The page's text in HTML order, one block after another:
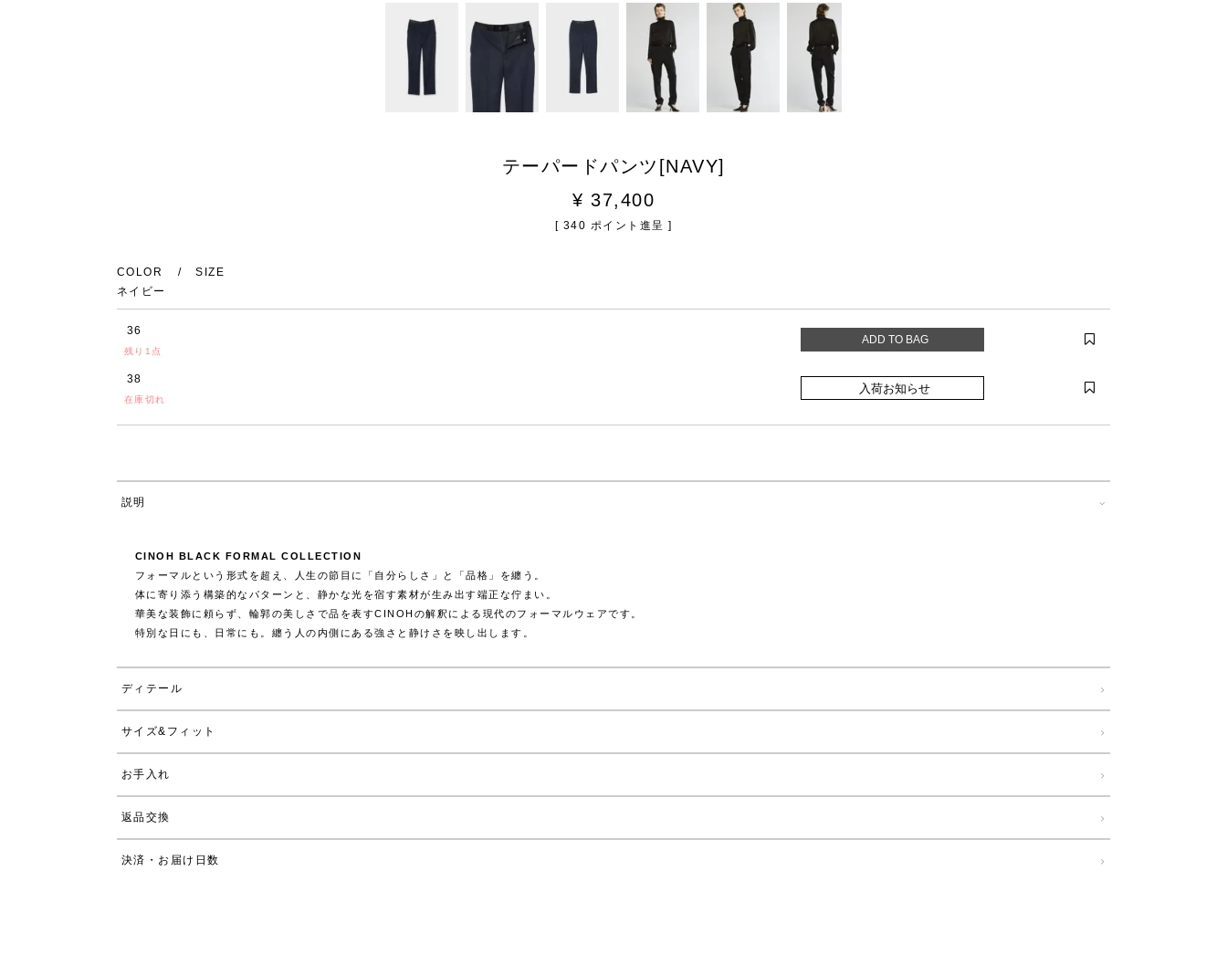
テーパードパンツ[NAVY]
¥ 37,400
[ 340 ポイント進呈 ]
COLOR
SIZE
ネイビー
36
残り1点
38
在庫切れ
説明
CINOH BLACK FORMAL COLLECTION
フォーマルという形式を超え、人生の節目に「自分らしさ」と「品格」を纏う。
体に寄り添う構築的なパターンと、静かな光を宿す素材が生み出す端正な佇まい。
華美な装飾に頼らず、輪郭の美しさで品を表すCINOHの解釈による現代のフォーマルウェアです。
特別な日にも、日常にも。纏う人の内側にある強さと静けさを映し出します。
ディテール
サイズ&フィット
お手入れ
返品交換
決済・お届け日数